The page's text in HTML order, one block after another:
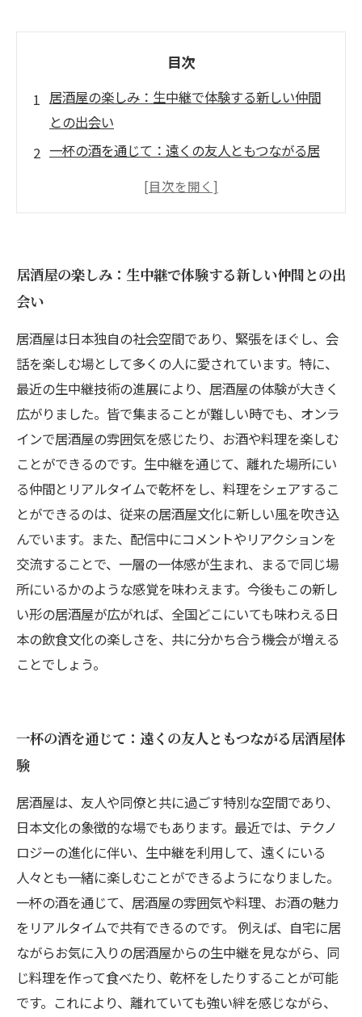
目次
居酒屋の楽しみ：生中継で体験する新しい仲間
との出会い
一杯の酒を通じて：遠くの友人ともつながる居
味わう居酒屋料理
みんなで楽しむ居酒屋の夜：生中継で共有する
特別な瞬間
新しい形の居酒屋体験：生中継でつながる楽し
さの広がり
居酒屋の楽しみ：生中継で体験する新しい仲間との出
会い
居酒屋は日本独自の社会空間であり、緊張をほぐし、会
話を楽しむ場として多くの人に愛されています。特に、
最近の生中継技術の進展により、居酒屋の体験が大きく
広がりました。皆で集まることが難しい時でも、オンラ
インで居酒屋の雰囲気を感じたり、お酒や料理を楽しむ
ことができるのです。生中継を通じて、離れた場所にい
る仲間とリアルタイムで乾杯をし、料理をシェアするこ
とができるのは、従来の居酒屋文化に新しい風を吹き込
んでいます。また、配信中にコメントやリアクションを
交流することで、一層の一体感が生まれ、まるで同じ場
所にいるかのような感覚を味わえます。今後もこの新し
い形の居酒屋が広がれば、全国どこにいても味わえる日
本の飲食文化の楽しさを、共に分かち合う機会が増える
ことでしょう。
一杯の酒を通じて：遠くの友人ともつながる居酒屋体
験
居酒屋は、友人や同僚と共に過ごす特別な空間であり、
日本文化の象徴的な場でもあります。最近では、テクノ
ロジーの進化に伴い、生中継を利用して、遠くにいる
人々とも一緒に楽しむことができるようになりました。
一杯の酒を通じて、居酒屋の雰囲気や料理、お酒の魅力
をリアルタイムで共有できるのです。 例えば、自宅に居
ながらお気に入りの居酒屋からの生中継を見ながら、同
じ料理を作って食べたり、乾杯をしたりすることが可能
です。これにより、離れていても強い絆を感じながら、